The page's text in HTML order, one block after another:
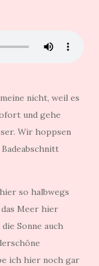
nicht, weil es
und gehe
Wir hoppsen
so halbwegs
Meer hier
Sonne auch
ich hier noch gar